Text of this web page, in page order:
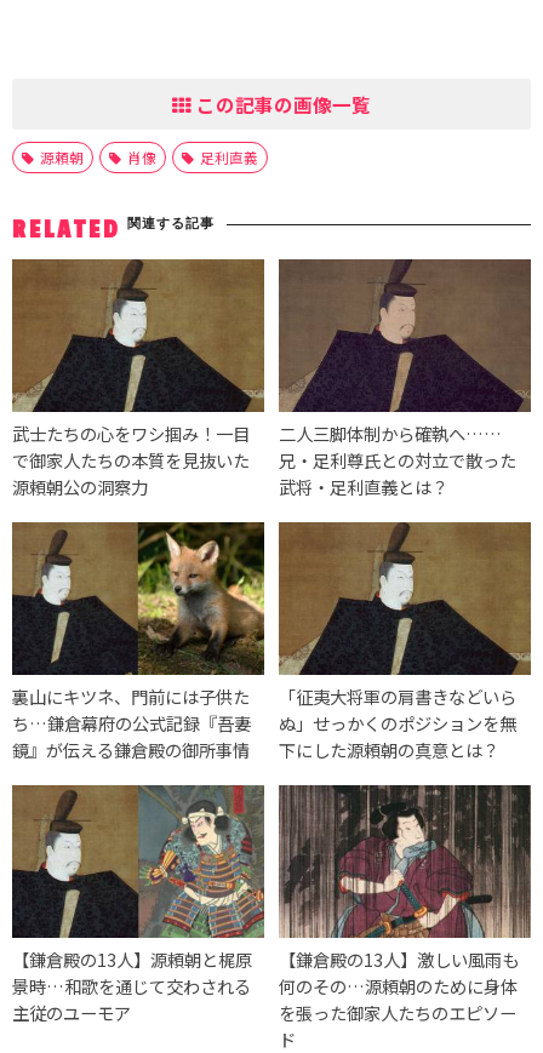
この記事の画像一覧
源頼朝 肖像 足利直義
RELATED 関連する記事
武士たちの心をワシ掴み！一目
で御家人たちの本質を見抜いた
源頼朝公の洞察力
二人三脚体制から確執へ……
兄・足利尊氏との対立で散った
武将・足利直義とは？
裏山にキツネ、門前には子供た
ち…鎌倉幕府の公式記録『吾妻
鏡』が伝える鎌倉殿の御所事情
「征夷大将軍の肩書きなどいら
ぬ」せっかくのポジションを無
下にした源頼朝の真意とは？
【鎌倉殿の13人】源頼朝と梶原
景時…和歌を通じて交わされる
主従のユーモア
【鎌倉殿の13人】激しい風雨も
何のその…源頼朝のために身体
を張った御家人たちのエピソー
ド